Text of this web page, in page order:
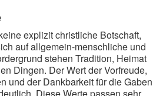
explizit christliche Botschaft,
auf allgemein-menschliche und
stehen Tradition, Heimat
Dingen. Der Wert der Vorfreude,
und der Dankbarkeit für die Gaben